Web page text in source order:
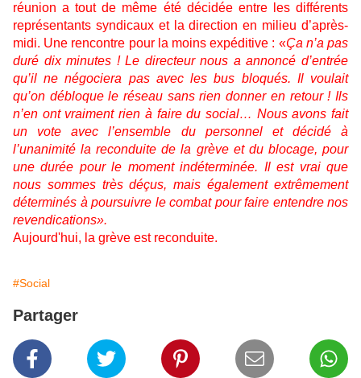
réunion a tout de même été décidée entre les différents
représentants syndicaux et la direction en milieu d’après-
midi. Une rencontre pour la moins expéditive : «Ça n’a pas
duré dix minutes ! Le directeur nous a annoncé d’entrée
qu’il ne négociera pas avec les bus bloqués. Il voulait
qu’on débloque le réseau sans rien donner en retour ! Ils
n’en ont vraiment rien à faire du social… Nous avons fait
un vote avec l’ensemble du personnel et décidé à
l’unanimité la reconduite de la grève et du blocage, pour
une durée pour le moment indéterminée. Il est vrai que
nous sommes très déçus, mais également extrêmement
déterminés à poursuivre le combat pour faire entendre nos
revendications».
Aujourd'hui, la grève est reconduite.
#Social
Partager